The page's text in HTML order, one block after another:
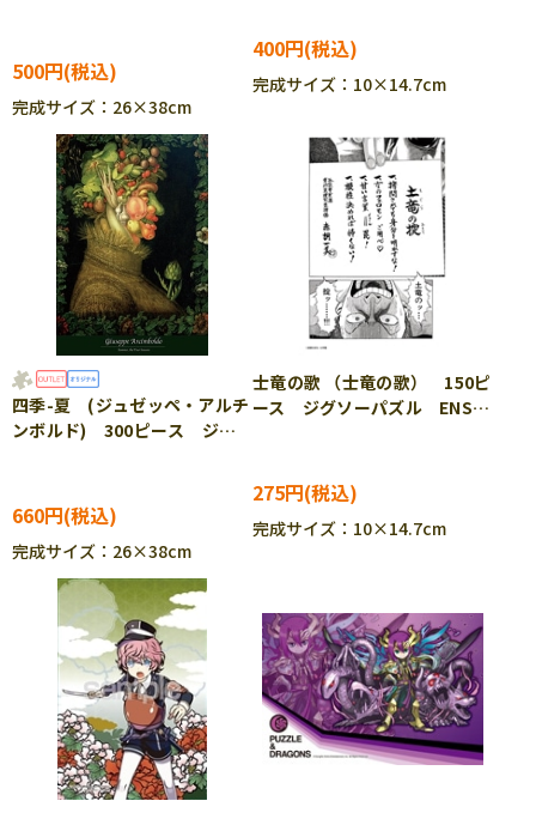
500円
完成サイズ：26×38cm
400円
完成サイズ：10×14.7cm
四季-夏 (ジュゼッペ・アルチ
ンボルド) 300ピース ジグ
660円
完成サイズ：26×38cm
士竜の歌 （士竜の歌） 150ピ
ース ジグソーパズル ENS-
275円
完成サイズ：10×14.7cm